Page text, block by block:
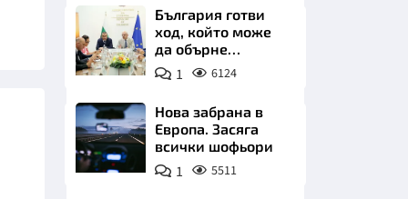
България готви
ход, който може
да обърне
туристическия
сезон
1 6124
Нова забрана в
Европа. Засяга
всички шофьори
1 5511